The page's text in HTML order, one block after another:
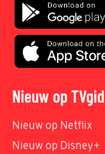
Nieuw op
Nieuw op Netflix
Nieuw op Disney+